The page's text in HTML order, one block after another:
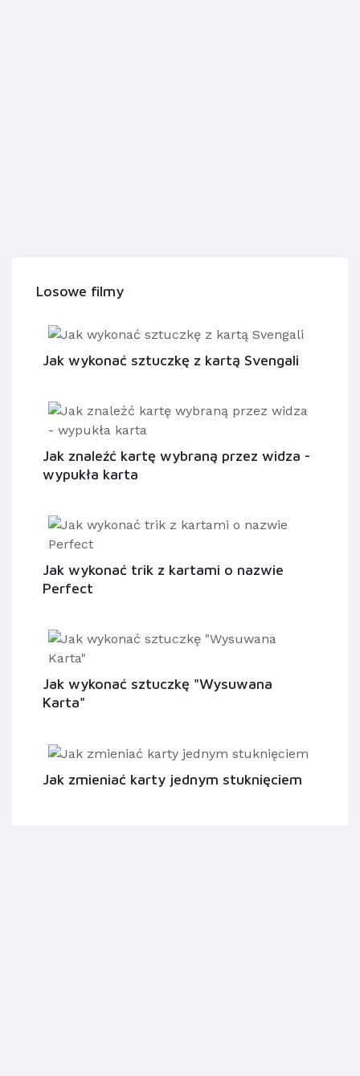
Losowe filmy
Jak wykonać sztuczkę z kartą Svengali
Jak znaleźć kartę wybraną przez widza -
wypukła karta
Jak wykonać trik z kartami o nazwie
Perfect
Jak wykonać sztuczkę "Wysuwana
Karta"
Jak zmieniać karty jednym stuknięciem